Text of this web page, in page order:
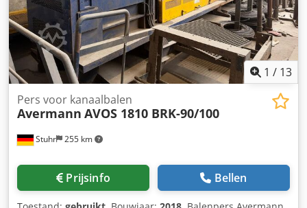
1 / 13
Stuhr 255 km
Pers voor kanaalbalen
Avermann AVOS 1810 BRK-90/100
Prijsinfo Bellen